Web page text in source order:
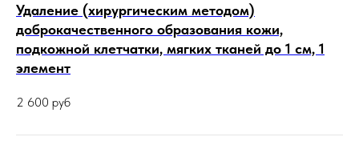
Удаление (хирургическим методом)
доброкачественного образования кожи,
подкожной клетчатки, мягких тканей до 1 см, 1
элемент
2 600 руб